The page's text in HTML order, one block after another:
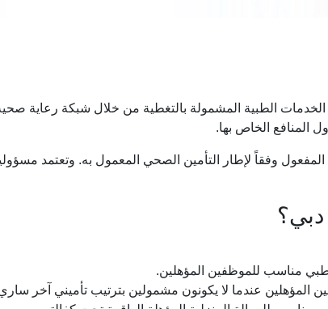
الطبية المشمولة بالتغطية من خلال شبكة رعاية
المنافع الخاص بها.
وفقاً لإطار التأمين الصحي المعمول به. وتعتمد
مناسب للموظفين المؤهلين.
المؤهلين عندما لا يكونون مشمولين بترتيب تأميني آخر